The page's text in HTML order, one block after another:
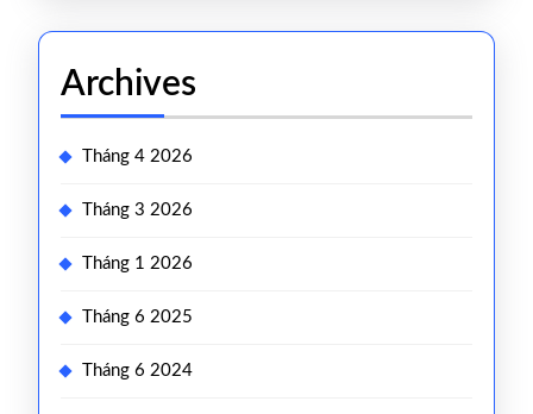
Archives
Tháng 4 2026
Tháng 3 2026
Tháng 1 2026
Tháng 6 2025
Tháng 6 2024